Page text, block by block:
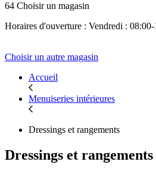
64 Choisir un magasin
Horaires d'ouverture : Vendredi :
Choisir un autre magasin
Accueil
Menuiseries intérieures
Dressings et rangements
Dressings et rangements